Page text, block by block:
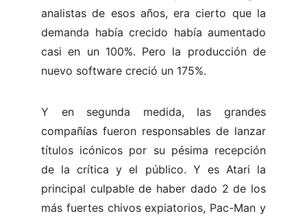
analistas de esos años, era cierto que la
demanda había crecido había aumentado
casi en un 100%. Pero la producción de
nuevo software creció un 175%.
Y en segunda medida, las grandes
compañías fueron responsables de lanzar
títulos icónicos por su pésima recepción
de la crítica y el público. Y es Atari la
principal culpable de haber dado 2 de los
más fuertes chivos expiatorios, Pac-Man y